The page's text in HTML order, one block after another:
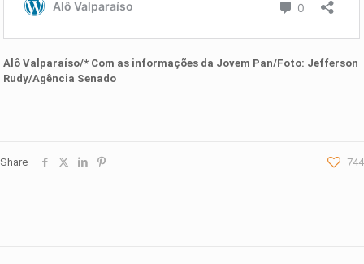
Alô Valparaíso/* Com as informações da Jovem Pan/Foto: Jefferson
Rudy/Agência Senado
Share 744